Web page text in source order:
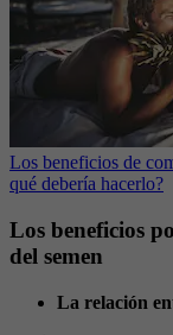
Los beneficios de
qué debería hacerlo?
Los beneficios
del semen
La relación